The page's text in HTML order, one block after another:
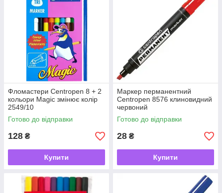
Фломастери Centropen 8 + 2
кольори Magic змінює колір
2549/10
Готово до відправки
128 ₴
Купити
Маркер перманентний
Centropen 8576 клиновидний
червоний
Готово до відправки
28 ₴
Купити